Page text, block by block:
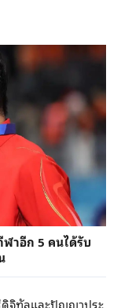
ฬาอีก 5 คนได้รับ
ดิจิทัลและปัญญาประ